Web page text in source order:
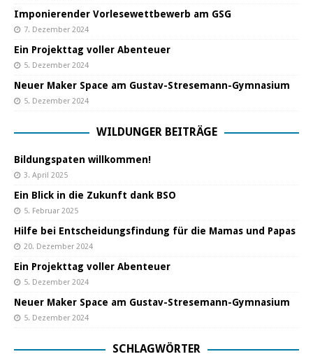
Imponierender Vorlesewettbewerb am GSG
7. Dezember 2024
Ein Projekttag voller Abenteuer
5. Dezember 2024
Neuer Maker Space am Gustav-Stresemann-Gymnasium
5. Dezember 2024
WILDUNGER BEITRÄGE
Bildungspaten willkommen!
3. April 2025
Ein Blick in die Zukunft dank BSO
5. Februar 2025
Hilfe bei Entscheidungsfindung für die Mamas und Papas
20. Dezember 2024
Ein Projekttag voller Abenteuer
5. Dezember 2024
Neuer Maker Space am Gustav-Stresemann-Gymnasium
5. Dezember 2024
SCHLAGWÖRTER